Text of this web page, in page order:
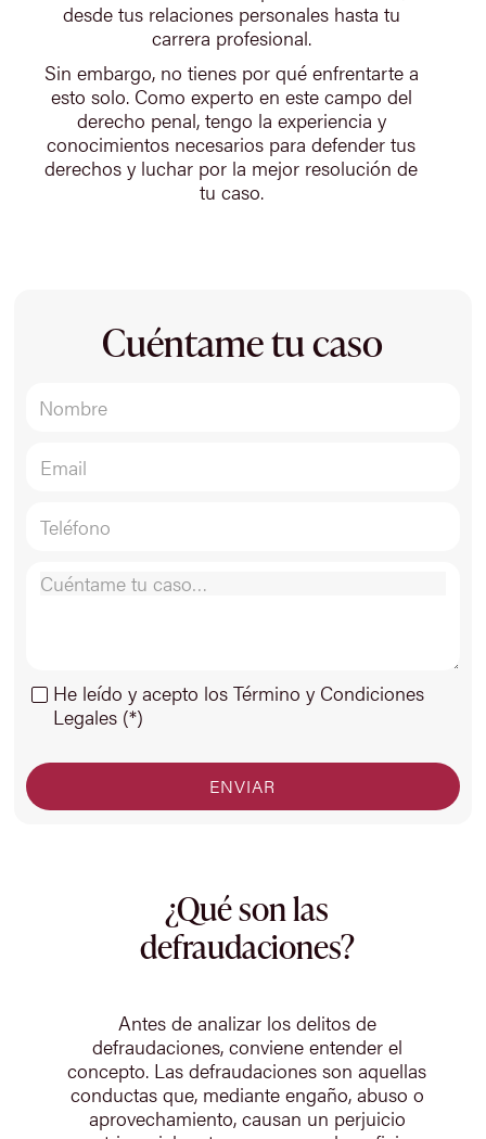
desde tus relaciones personales hasta tu
carrera profesional.
Sin embargo, no tienes por qué enfrentarte a
esto solo. Como experto en este campo del
derecho penal, tengo la experiencia y
conocimientos necesarios para defender tus
derechos y luchar por la mejor resolución de
tu caso.
Cuéntame tu caso
He leído y acepto los Término y Condiciones
Legales (*)
¿Qué son las
defraudaciones?
Antes de analizar los delitos de
defraudaciones, conviene entender el
concepto. Las defraudaciones son aquellas
conductas que, mediante engaño, abuso o
aprovechamiento, causan un perjuicio